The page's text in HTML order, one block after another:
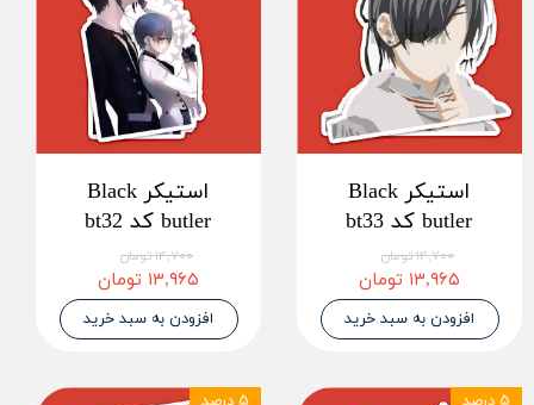
استیکر Black
butler کد bt33
۱۴,۷۰۰ تومان
۱۳,۹۶۵ تومان
افزودن به سبد خرید
استیکر Black
butler کد bt32
۱۴,۷۰۰ تومان
۱۳,۹۶۵ تومان
افزودن به سبد خرید